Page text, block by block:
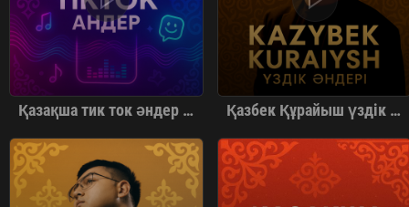
Қазақша тик ток әндер | TikTok Қазбек Құрайыш үздік әндері